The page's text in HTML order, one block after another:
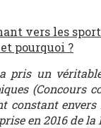
vers les
pourquoi ?
pris un
(Concours
constant
en 2016 de la